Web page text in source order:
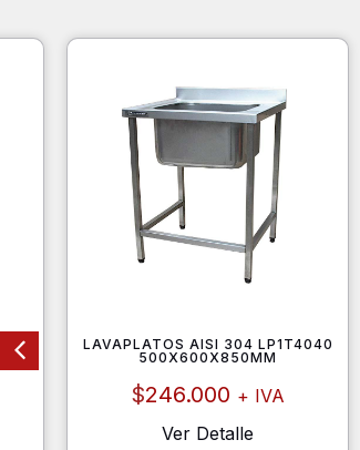
LAVAPLATOS AISI 304 LP1T4040
500X600X850MM
$246.000 + IVA
Ver Detalle